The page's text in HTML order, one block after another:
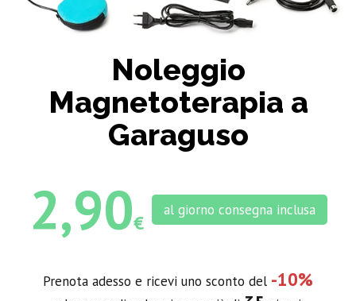
Noleggio
Magnetoterapia a
Garaguso
2,90€
al giorno consegna inclusa
Prenota adesso e ricevi uno sconto del -10%